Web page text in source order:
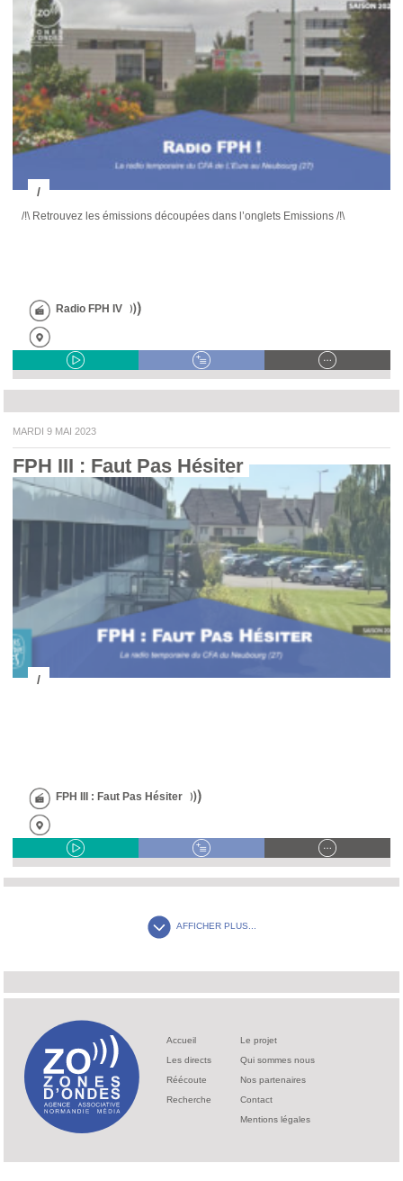
/
/!\ Retrouvez les émissions découpées dans l’onglets Emissions /!\
Radio FPH IV
MARDI 9 MAI 2023
FPH III : Faut Pas Hésiter
/
FPH III : Faut Pas Hésiter
AFFICHER PLUS...
Accueil
Les directs
Réécoute
Recherche
Le projet
Qui sommes nous
Nos partenaires
Contact
Mentions légales